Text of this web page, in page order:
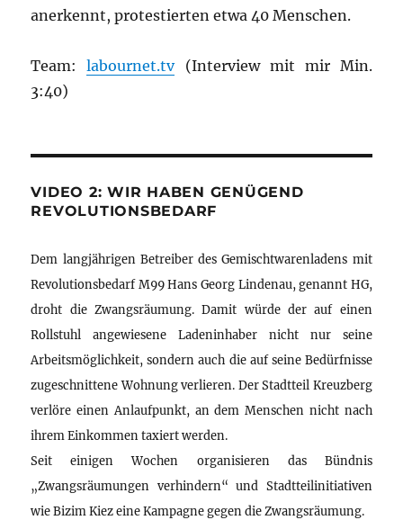
anerkennt, protestierten etwa 40 Menschen.
Team:labournet.tv(Interview mit mir Min.
3:40)
VIDEO 2: WIR HABEN GENÜGEND
REVOLUTIONSBEDARF
Dem langjährigen Betreiber des Gemischtwarenladens mit
Revolutionsbedarf M99 Hans Georg Lindenau, genannt HG,
droht die Zwangsräumung. Damit würde der auf einen
Rollstuhl angewiesene Ladeninhaber nicht nur seine
Arbeitsmöglichkeit, sondern auch die auf seine Bedürfnisse
zugeschnittene Wohnung verlieren. Der Stadtteil Kreuzberg
verlöre einen Anlaufpunkt, an dem Menschen nicht nach
ihrem Einkommen taxiert werden.
Seit einigen Wochen organisieren das Bündnis
„Zwangsräumungen verhindern“ und Stadtteilinitiativen
wie Bizim Kiez eine Kampagne gegen die Zwangsräumung.